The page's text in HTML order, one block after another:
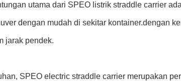
utama dari SPEO listrik straddle carrier
dengan mudah di sekitar kontainer.dengan
jarak pendek.
SPEO electric straddle carrier merupakan